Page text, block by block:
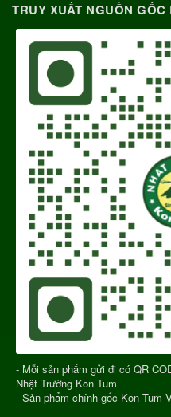
TRUY XUẤT NGUỒN GỐC
- Mỗi sản phẩm gửi đi có QR
Nhật Trường Kon Tum
- Sản phẩm chính gốc Kon Tum